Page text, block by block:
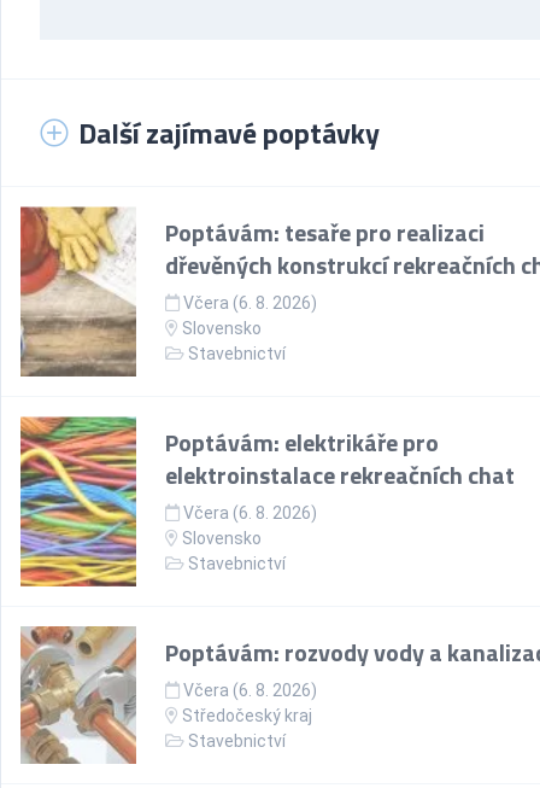
Další zajímavé poptávky
Poptávám: tesaře pro realizaci
dřevěných konstrukcí rekreačních
Včera (6. 8. 2026)
Slovensko
Stavebnictví
Poptávám: elektrikáře pro
elektroinstalace rekreačních chat
Včera (6. 8. 2026)
Slovensko
Stavebnictví
Poptávám: rozvody vody a
Včera (6. 8. 2026)
Středočeský kraj
Stavebnictví